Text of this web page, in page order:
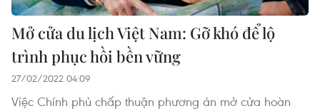
Mở cửa du lịch Việt Nam: Gỡ khó để lộ
trình phục hồi bền vững
27/02/2022 04:09
Việc Chính phủ chấp thuận phương án mở cửa hoàn